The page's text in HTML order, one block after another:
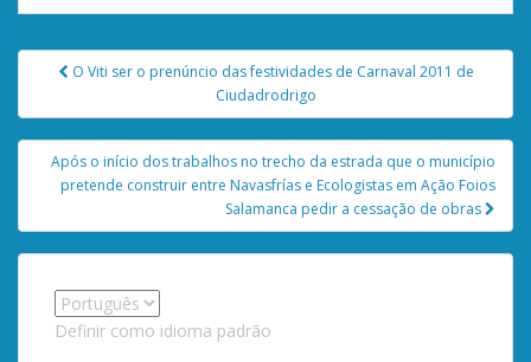
PostO Viti ser o prenúncio das festividades de Carnaval 2011 de
Ciudadrodrigo
Após o início dos trabalhos no trecho da estrada que o município
pretende construir entre Navasfrías e Ecologistas em Ação Foios
Salamanca pedir a cessação de obras
Definir como idioma padrão